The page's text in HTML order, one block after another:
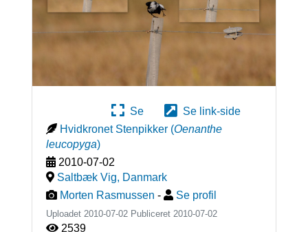
Se
Se link-side
Hvidkronet Stenpikker (Oenanthe
leucopyga)
2010-07-02
Saltbæk Vig, Danmark
Morten Rasmussen - Se profil
Uploadet 2010-07-02 Publiceret 2010-07-02
2539